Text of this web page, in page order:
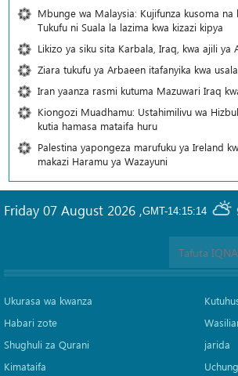
Mbunge wa Malaysia: Kujifunza kusoma na
Tukufu ni Suala la lazima kwa kizazi kipya
Likizo ya siku sita Karbala, Iraq, kwa ajili ya
Ziara tukufu ya Arbaeen itafanyika kwa
Iran yaanza rasmi kutuma Mazuwari Iraq
Kiongozi Muadhamu: Ustahimilivu wa
kutia hamasa mataifa huru
Palestina yapongeza marufuku ya Ireland
makazi Haramu ya Wazayuni
GMT-14:15:14
Friday 07 August 2026 ,
Ukurasa wa kwanza
Habari zote
Shughuli za Qurani
Kimataifa
jarida